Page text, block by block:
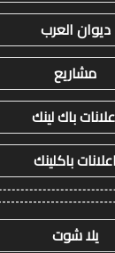
ديوان العرب
مشاريع
باك لينك
اعلانات باكلينك
يلا شوت